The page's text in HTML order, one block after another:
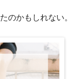
のかもしれない。